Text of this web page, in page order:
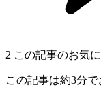
2 この記事のお気
この記事は約3分